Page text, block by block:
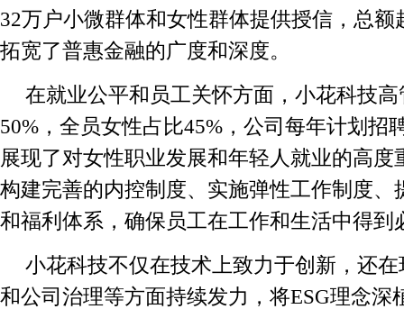
32万户小微群体和女性群体提供授信，总额
拓宽了普惠金融的广度和深度。
在就业公平和员工关怀方面，小花科技
50%，全员女性占比45%，公司每年计划招
展现了对女性职业发展和年轻人就业的高度
构建完善的内控制度、实施弹性工作制度、
和福利体系，确保员工在工作和生活中得到
小花科技不仅在技术上致力于创新，还
和公司治理等方面持续发力，将ESG理念深